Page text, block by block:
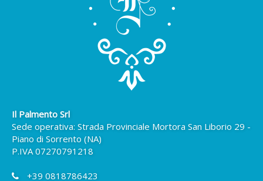
Il Palmento Srl
Sede operativa: Strada Provinciale Mortora San Liborio 29 -
Piano di Sorrento (NA)
P.IVA 07270791218
+39 0818786423